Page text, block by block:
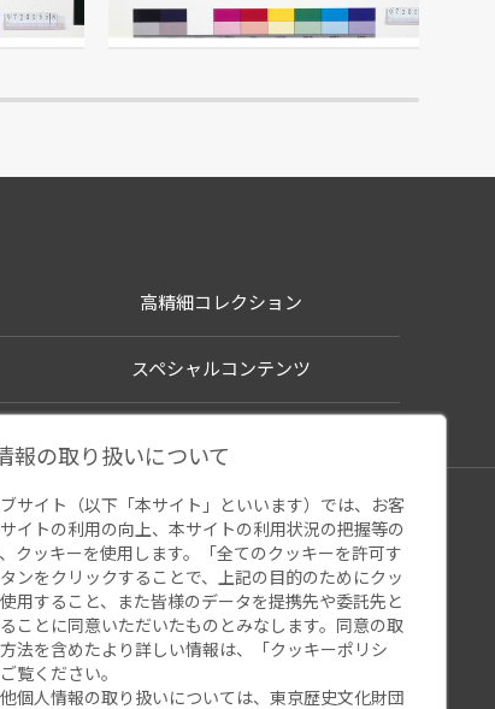
江戸東京博物館
高精細コレクション
スペシャルコンテンツ
ウェブアクセシビリティ 関連サイト
報の取り扱いについて
サイト（以下「本サイト」といいます）では、お客
イトの利用の向上、本サイトの利用状況の把握等の
クッキーを使用します。「全てのクッキーを許可す
ンをクリックすることで、上記の目的のためにクッ
用すること、また皆様のデータを提携先や委託先と
ことに同意いただいたものとみなします。同意の取
法を含めたより詳しい情報は、「 クッキーポリシ
覧ください。
個人情報の取り扱いについては、 東京歴史文化財団